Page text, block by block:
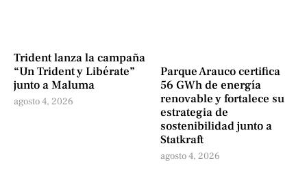
Trident lanza la campaña
“Un Trident y Libérate”
junto a Maluma
agosto 4, 2026
Parque Arauco certifica
56 GWh de energía
renovable y fortalece su
estrategia de
sostenibilidad junto a
Statkraft
agosto 4, 2026